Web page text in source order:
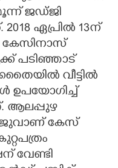
ജഡ്ജി
ഏപ്രിൽ 13ന്​
കേസിനാസ്​
പടിഞ്ഞാട്​
വീട്ടിൽ
ഉപയോഗിച്ച്​
ആലപ്പുഴ
കേസ്​
വേണ്ടി